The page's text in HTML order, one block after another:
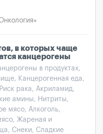
в которых чаще
канцерогены
в продуктах,
Канцерогенная еда,
рака, Акриламид,
амины, Нитриты,
мясо, Алкоголь,
Жареная и
Снеки, Сладкие